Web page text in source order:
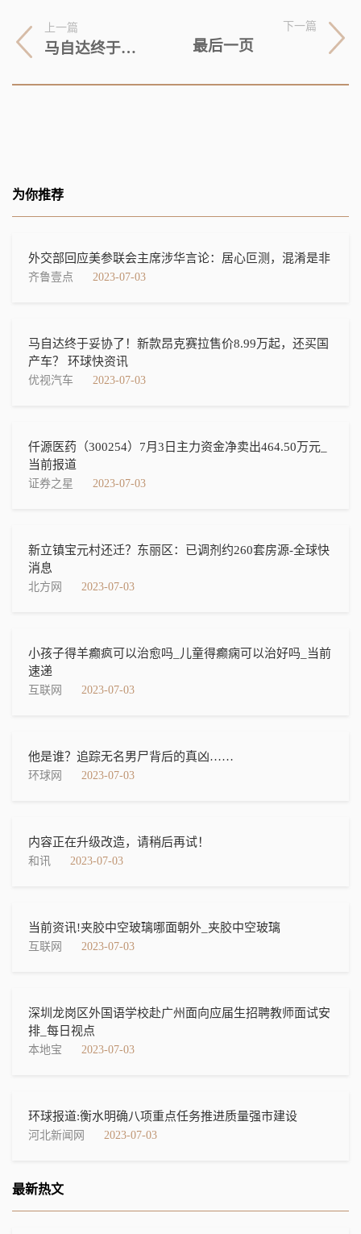
上一篇
马自达终于妥协了！新款昂克赛拉售价8.99万起，还买国产车？ 环球快资讯
下一篇
最后一页
为你推荐
外交部回应美参联会主席涉华言论：居心叵测，混淆是非
齐鲁壹点 2023-07-03
马自达终于妥协了！新款昂克赛拉售价8.99万起，还买国
产车？ 环球快资讯
优视汽车 2023-07-03
仟源医药（300254）7月3日主力资金净卖出464.50万元_
当前报道
证券之星 2023-07-03
新立镇宝元村还迁？东丽区：已调剂约260套房源-全球快
消息
北方网 2023-07-03
小孩子得羊癫疯可以治愈吗_儿童得癫痫可以治好吗_当前
速递
互联网 2023-07-03
他是谁？追踪无名男尸背后的真凶……
环球网 2023-07-03
内容正在升级改造，请稍后再试！
和讯 2023-07-03
当前资讯!夹胶中空玻璃哪面朝外_夹胶中空玻璃
互联网 2023-07-03
深圳龙岗区外国语学校赴广州面向应届生招聘教师面试安
排_每日视点
本地宝 2023-07-03
环球报道:衡水明确八项重点任务推进质量强市建设
河北新闻网 2023-07-03
最新热文